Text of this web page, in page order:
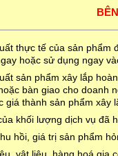
thực tế của sản phẩm
hoặc sử dụng ngay
sản phẩm xây lắp
bàn giao cho doanh
giá thành sản phẩm xây
khối lượng dịch vụ đã
hồi, giá trị sản phẩm